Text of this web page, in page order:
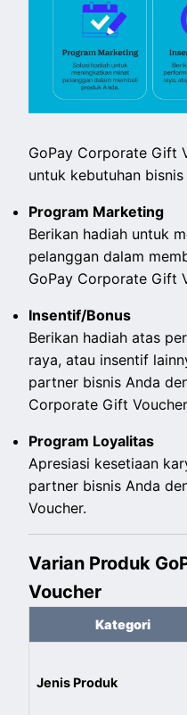
GoPay Corporate Gift
untuk kebutuhan
Program Marketing
Berikan hadiah untuk
pelanggan dalam
GoPay Corporate Gift
Insentif/Bonus
Berikan hadiah atas
raya, atau insentif
partner bisnis Anda
Corporate Gift
Program Loyalitas
Apresiasi kesetiaan
partner bisnis Anda
Voucher.
Varian Produk
Voucher
Kategori
Jenis Produk